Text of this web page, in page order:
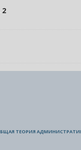
2
ТЕОРИЯ